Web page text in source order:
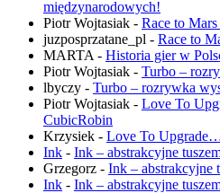
międzynarodowych!
Piotr Wojtasiak - Race to
juzposprzatane_pl - Race to
MARTA - Historia gier w
Piotr Wojtasiak - Turbo –
lbyczy - Turbo – rozrywka
Piotr Wojtasiak - Love To
CubicRobin
Krzysiek - Love To
Ink - Ink – abstrakcyjne
Grzegorz - Ink – abstrakcyjne
Ink - Ink – abstrakcyjne